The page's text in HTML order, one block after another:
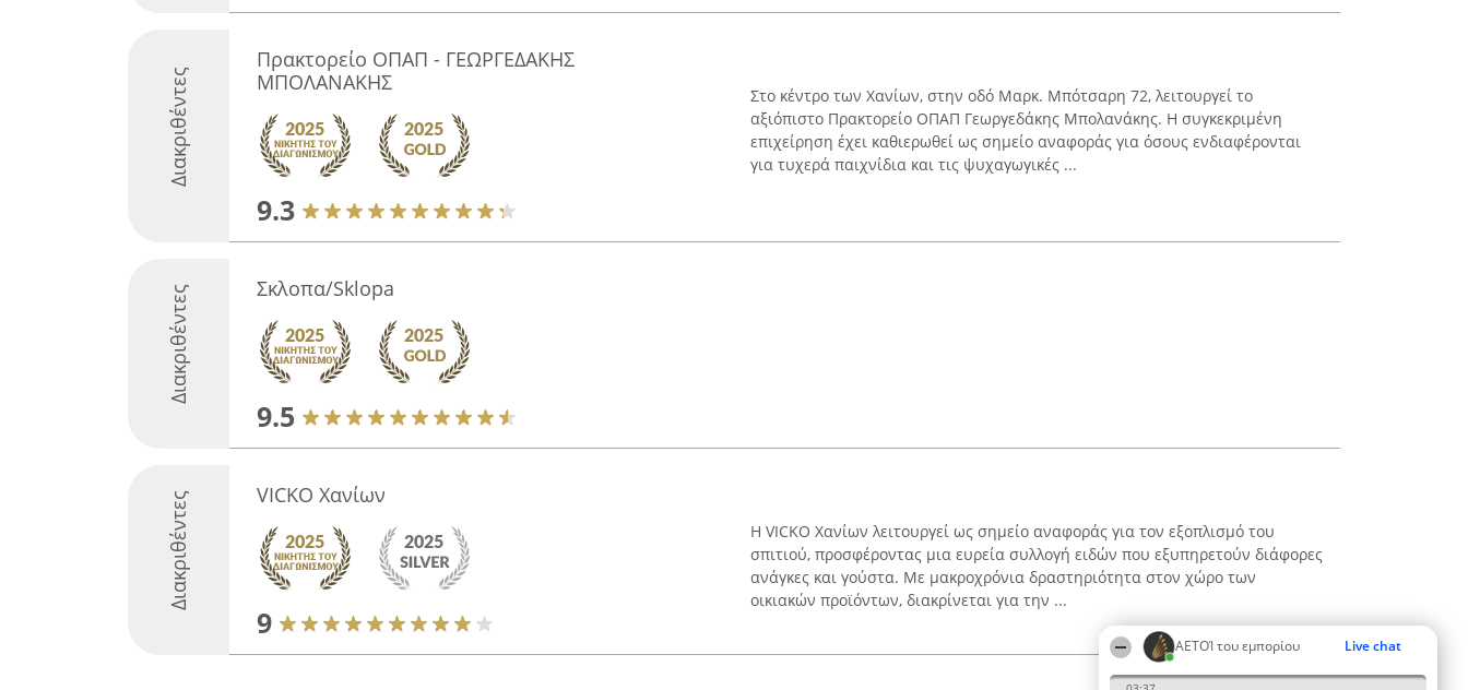
ΑΕΤΟΊ του εμπορίου Live chat
Διακριθέντες
Πρακτορείο ΟΠΑΠ - ΓΕΩΡΓΕΔΑΚΗΣ
ΜΠΟΛΑΝΑΚΗΣ
9.3
Στο κέντρο των Χανίων, στην οδό Μαρκ. Μπότσαρη 72, λειτουργεί το
αξιόπιστο Πρακτορείο ΟΠΑΠ Γεωργεδάκης Μπολανάκης. Η συγκεκριμένη
επιχείρηση έχει καθιερωθεί ως σημείο αναφοράς για όσους ενδιαφέρονται
για τυχερά παιχνίδια και τις ψυχαγωγικές ...
Διακριθέντες Σκλοπα/Sklopa
9.5
Διακριθέντες VICKO Χανίων
9
Η VICKO Χανίων λειτουργεί ως σημείο αναφοράς για τον εξοπλισμό του
σπιτιού, προσφέροντας μια ευρεία συλλογή ειδών που εξυπηρετούν διάφορες
ανάγκες και γούστα. Με μακροχρόνια δραστηριότητα στον χώρο των
οικιακών προϊόντων, διακρίνεται για την ...